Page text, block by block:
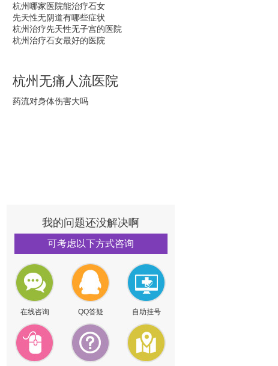
杭州哪家医院能治疗石女
先天性无阴道有哪些症状
杭州治疗先天性无子宫的医院
杭州治疗石女最好的医院
杭州无痛人流医院
药流对身体伤害大吗
我的问题还没解决啊
可考虑以下方式咨询
在线咨询 QQ答疑 自助挂号